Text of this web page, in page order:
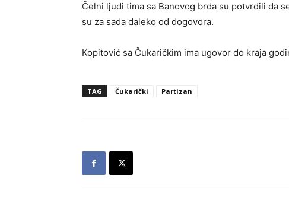
Čelni ljudi tima sa Banovog brda su potvrdili da
su za sada daleko od dogovora.
Kopitović sa Čukaričkim ima ugovor do kraja
TAG Čukarički Partizan